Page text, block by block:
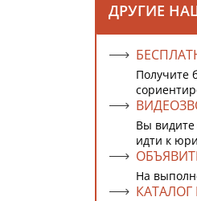
ДРУГИЕ
Получите
Вы видите
идти к
На